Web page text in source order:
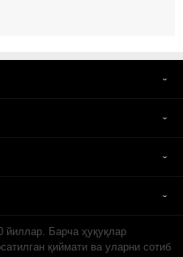
Барча ҳуқуқлар
қиймати ва уларни сотиб